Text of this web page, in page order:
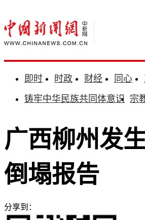
即时 时政 财经 同心
铸牢中华民族共同体意识 宗
广西柳州发
倒塌报告
分享到：